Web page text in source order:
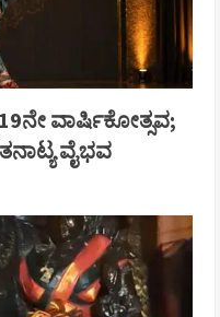
ವಾರ್ಷಿಕೋತ್ಸವ;
ವೈಭವ